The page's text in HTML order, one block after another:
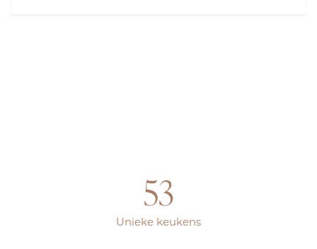
53
Unieke keukens